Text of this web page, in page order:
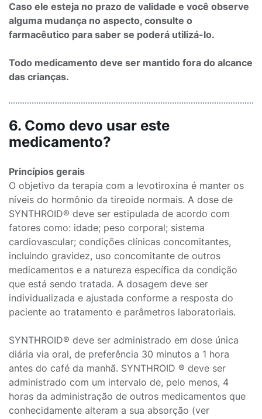
Caso ele esteja no prazo de validade e você observe
alguma mudança no aspecto, consulte o
farmacêutico para saber se poderá utilizá-lo.
Todo medicamento deve ser mantido fora do alcance
das crianças.
6. Como devo usar este
medicamento?
Princípios gerais
O objetivo da terapia com a levotiroxina é manter os
níveis do hormônio da tireoide normais. A dose de
SYNTHROID® deve ser estipulada de acordo com
fatores como: idade; peso corporal; sistema
cardiovascular; condições clínicas concomitantes,
incluindo gravidez, uso concomitante de outros
medicamentos e a natureza específica da condição
que está sendo tratada. A dosagem deve ser
individualizada e ajustada conforme a resposta do
paciente ao tratamento e parâmetros laboratoriais.
SYNTHROID® deve ser administrado em dose única
diária via oral, de preferência 30 minutos a 1 hora
antes do café da manhã. SYNTHROID ® deve ser
administrado com um intervalo de, pelo menos, 4
horas da administração de outros medicamentos que
conhecidamente alteram a sua absorção (ver